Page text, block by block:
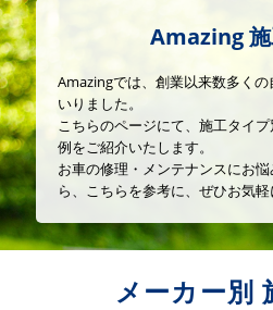
Amazing
Amazingでは、創業以来数多く
いりました。
こちらのページにて、施工タイ
例をご紹介いたします。
お車の修理・メンテナンスにお
ら、こちらを参考に、ぜひお気軽
メーカー別